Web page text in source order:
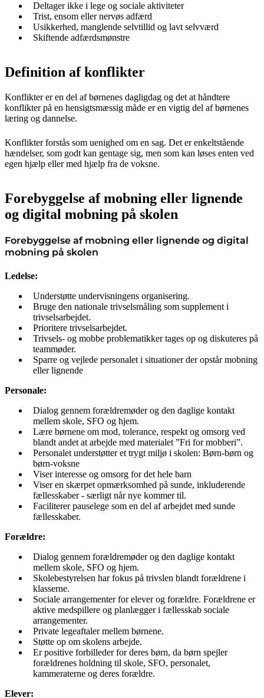
Deltager ikke i lege og sociale aktiviteter
Trist, ensom eller nervøs adfærd
Usikkerhed, manglende selvtillid og lavt selvværd
Skiftende adfærdsmønstre
Definition af konflikter
Konflikter er en del af børnenes dagligdag og det at håndtere
konflikter på en hensigtsmæssig måde er en vigtig del af børnenes
læring og dannelse.
Konflikter forstås som uenighed om en sag. Det er enkeltstående
hændelser, som godt kan gentage sig, men som kan løses enten ved
egen hjælp eller med hjælp fra de voksne.
Forebyggelse af mobning eller lignende
og digital mobning på skolen
Forebyggelse af mobning eller lignende og digital
mobning på skolen
Ledelse:
Understøtte undervisningens organisering.
Bruge den nationale trivselsmåling som supplement i
trivselsarbejdet.
Prioritere trivselsarbejdet.
Trivsels- og mobbe problematikker tages op og diskuteres på
teammøder.
Sparre og vejlede personalet i situationer der opstår mobning
eller lignende
Personale:
Dialog gennem forældremøder og den daglige kontakt
mellem skole, SFO og hjem.
Lære børnene om mod, tolerance, respekt og omsorg ved
blandt andet at arbejde med materialet ”Fri for mobberi”.
Personalet understøtter et trygt miljø i skolen: Børn-børn og
børn-voksne
Viser interesse og omsorg for det hele barn
Viser en skærpet opmærksomhed på sunde, inkluderende
fællesskaber - særligt når nye kommer til.
Faciliterer pauselege som en del af arbejdet med sunde
fællesskaber.
Forældre:
Dialog gennem forældremøder og den daglige kontakt
mellem skole, SFO og hjem.
Skolebestyrelsen har fokus på trivslen blandt forældrene i
klasserne.
Sociale arrangementer for elever og forældre. Forældrene er
aktive medspillere og planlægger i fællesskab sociale
arrangementer.
Private legeaftaler mellem børnene.
Støtte op om skolens arbejde.
Er positive forbilleder for deres børn, da børn spejler
forældrenes holdning til skole, SFO, personalet,
kammeraterne og deres forældre.
Elever: